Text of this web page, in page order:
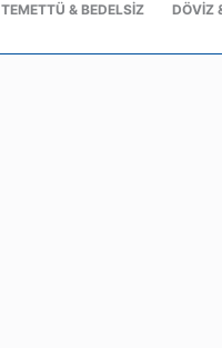
TEMETTÜ & BEDELSIZ DÖVIZ